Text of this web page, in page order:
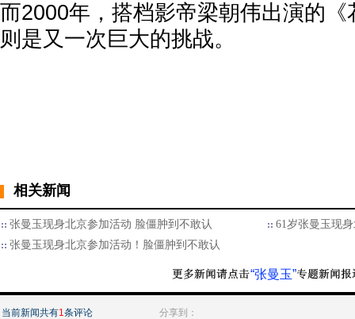
而2000年，搭档影帝梁朝伟出演的
则是又一次巨大的挑战。
相关新闻
张曼玉现身北京参加活动 脸僵肿到不敢认
61岁张曼玉现
张曼玉现身北京参加活动！脸僵肿到不敢认
“张曼玉”
当前新闻共有1条评论 分享到：